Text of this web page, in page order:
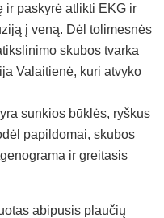
ir paskyrė atlikti EKG ir
į veną. Dėl tolimesnės
skubos tvarka
Valaitienė, kuri atvyko
sunkios būklės, ryškus
papildomai, skubos
ir greitasis
abipusis plaučių